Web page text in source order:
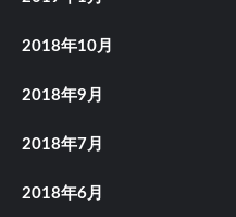
2018年10月
2018年9月
2018年7月
2018年6月